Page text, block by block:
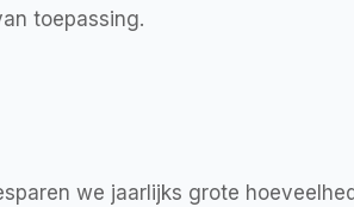
toepassing.
we jaarlijks grote